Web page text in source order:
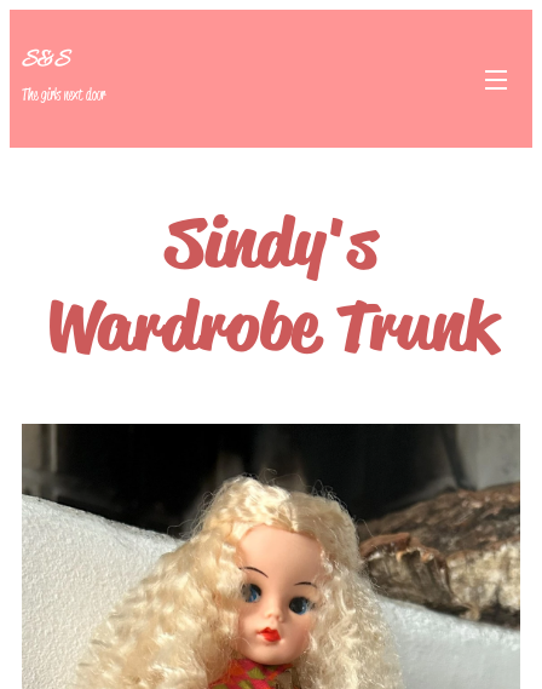
S&S
The girls next door
Sindy's
Wardrobe Trunk